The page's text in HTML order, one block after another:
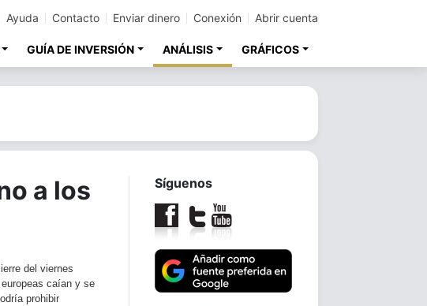
Ayuda Contacto Enviar dinero Conexión Abrir cuenta
GUÍA DE INVERSIÓN ANÁLISIS GRÁFICOS
a los
del viernes
caían y se
prohibir
Síguenos